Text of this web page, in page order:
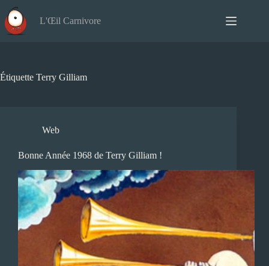
au
contenu
L'Œil Carnivore
Étiquette Terry Gilliam
Web
Bonne Année 1968 de Terry Gilliam !